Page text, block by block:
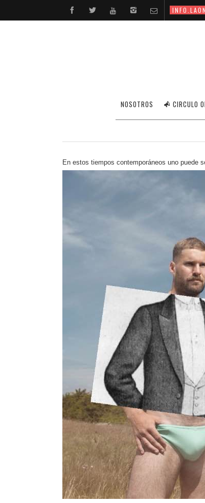
NOSOTROS CIRCULO
28/
En estos tiempos contemporáneos uno puede